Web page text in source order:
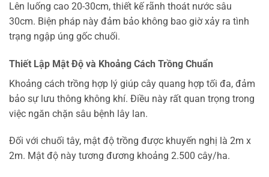
Lên luống cao 20-30cm, thiết kế rãnh thoát nước sâu
30cm. Biện pháp này đảm bảo không bao giờ xảy ra tình
trạng ngập úng gốc chuối.
Thiết Lập Mật Độ và Khoảng Cách Trồng Chuẩn
Khoảng cách trồng hợp lý giúp cây quang hợp tối đa, đảm
bảo sự lưu thông không khí. Điều này rất quan trọng trong
việc ngăn chặn sâu bệnh lây lan.
Đối với chuối tây, mật độ trồng được khuyến nghị là 2m x
2m. Mật độ này tương đương khoảng 2.500 cây/ha.